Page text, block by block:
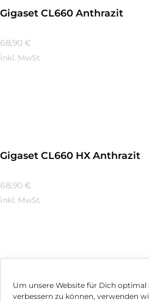
Um unsere Website für Dich
verbessern zu können, verwenden
Gigaset CL660 Anthrazit
68,90 €
inkl. MwSt.
Gigaset CL660 HX Anthrazit
68,90 €
inkl. MwSt.